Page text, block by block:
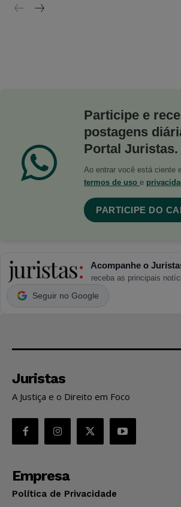
Participe e
postagens
Portal Juristas.
Ao entrar você está ciente
termos de uso e
PARTICIPE DO
Acompanhe o
receba as principais
Seguir no Google
Juristas
A Justiça e o Direito em Foco
Empresa
Política de Privacidade